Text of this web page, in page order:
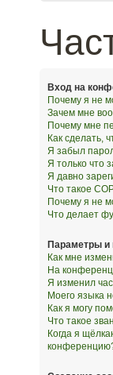
Вход на
Почему я не
Зачем мне
Почему мне
Как сделать,
Я забыл
Я только что
Я давно
Что такое
Почему я не
Что делает
Параметры и
Как мне
На
Я изменил
Моего языка
Как я могу
Что такое
Когда я